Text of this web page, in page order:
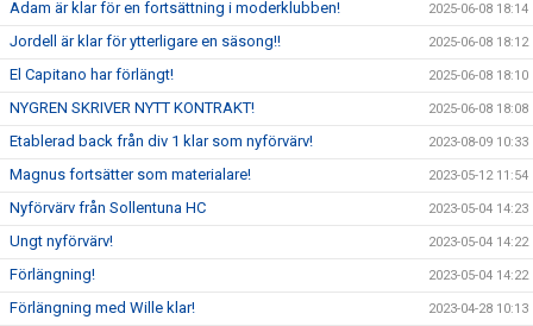
Adam är klar för en fortsättning i moderklubben! 2025-06-08 18:14
Jordell är klar för ytterligare en säsong!! 2025-06-08 18:12
El Capitano har förlängt! 2025-06-08 18:10
NYGREN SKRIVER NYTT KONTRAKT! 2025-06-08 18:08
Etablerad back från div 1 klar som nyförvärv! 2023-08-09 10:33
Magnus fortsätter som materialare! 2023-05-12 11:54
Nyförvärv från Sollentuna HC 2023-05-04 14:23
Ungt nyförvärv! 2023-05-04 14:22
Förlängning! 2023-05-04 14:22
Förlängning med Wille klar! 2023-04-28 10:13